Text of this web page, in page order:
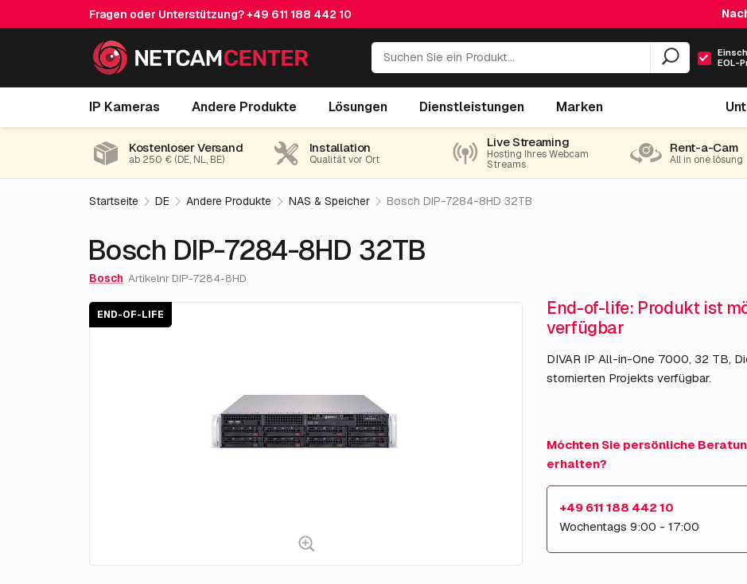
Fragen oder Unterstützung?+49 611 188 442 10
EOL-
IP Kameras Andere Produkte Lösungen Dienstleistungen Marken
Bosch DIP-7284-8HD 32TB End-of-life
Kostenloser Versand
ab 250 € (DE, NL, BE)
Installation
Qualität vor Ort
Live Streaming
Hosting Ihres Webcam
Streams
Rent-a-Cam
All in one lösung
Startseite DE Andere Produkte NAS & Speicher Bosch DIP-7284-8HD 32TB
Bosch DIP-7284-8HD 32TB
Bosch Artikelnr DIP-7284-8HD
END-OF-LIFE
End-of-life: Produkt ist
verfügbar
DIVAR IP All-in-One 7000, 32 TB,
stornierten Projekts verfügbar.
Móchten Sie persönliche
erhalten?
+49 611 188 442 10
Wochentags 9:00 - 17:00